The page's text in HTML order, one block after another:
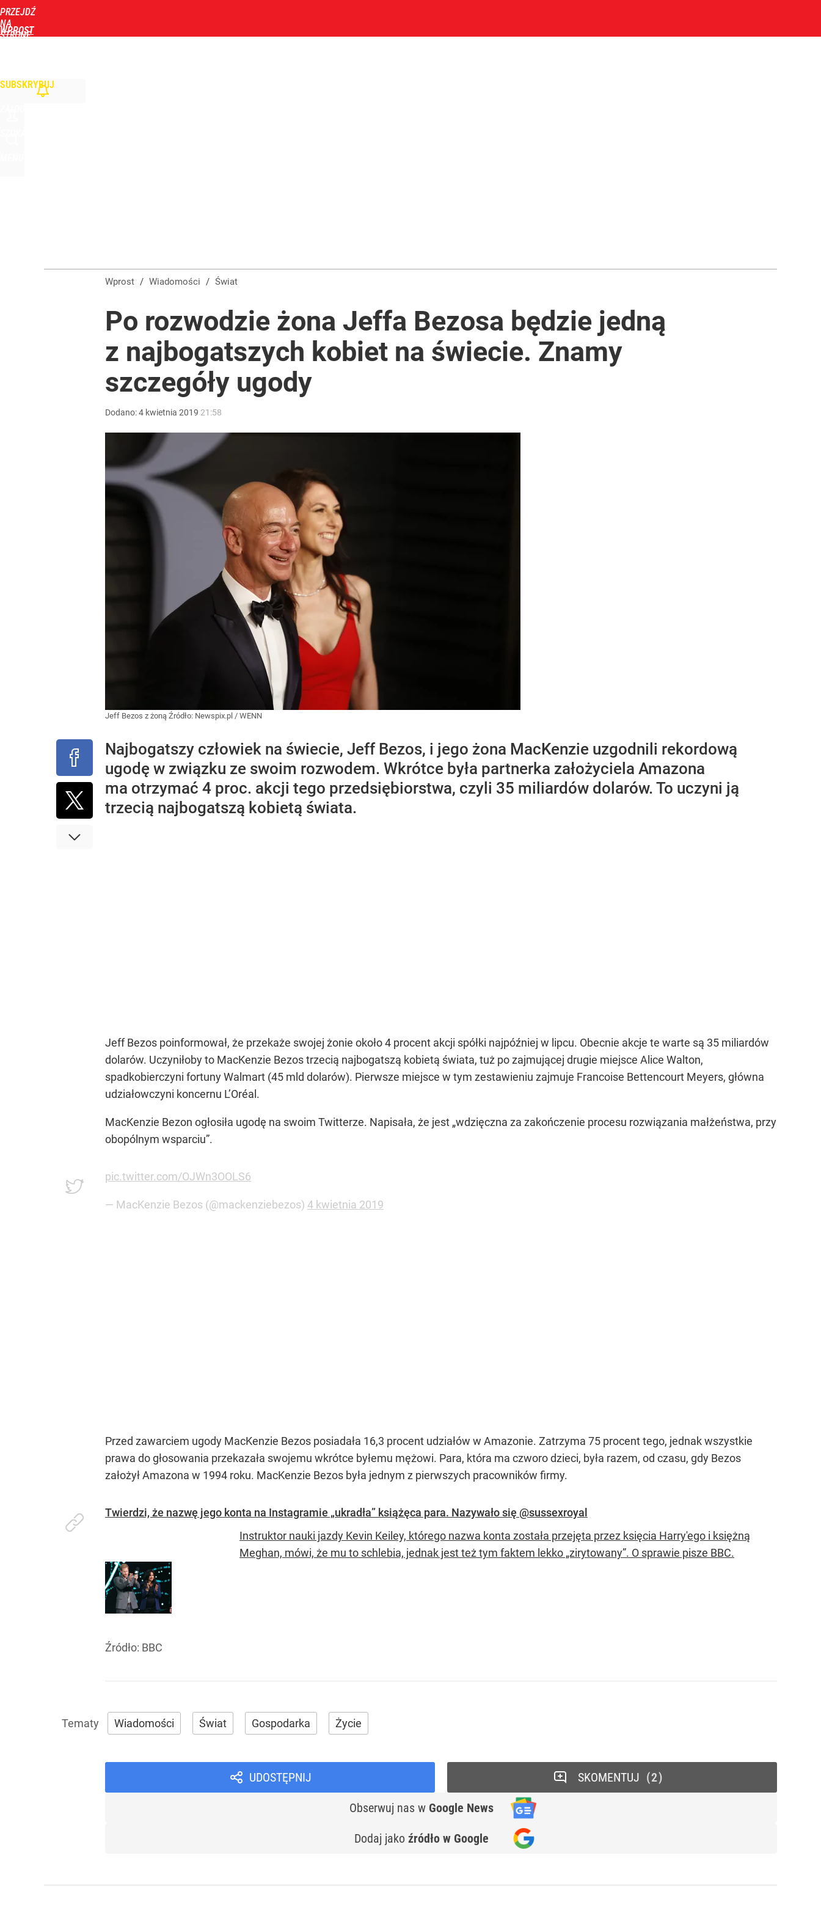
PRZEJDŹ
NA
STRONĘ
WPROST
SUBSKRYBUJ
dodaj
Żołnierze przygotowują się do ważnego święta. Warszawa zostanie sparaliżowana na dwa dni
Wrze po roku Nawrockiego. „Największa hańba” kontra „Cała Europa nam go zazdrości”
Ile kosztowały obchody rocznicy Nawrockiego? Wpłynął dokument
Wprost / Wiadomości / Świat
Po rozwodzie żona Jeffa Bezosa będzie jedną
z najbogatszych kobiet na świecie. Znamy
szczegóły ugody
Dodano:4 kwietnia 2019 21:58
Jeff Bezos z żoną Źródło: Newspix.pl / WENN
Najbogatszy człowiek na świecie, Jeff Bezos, i jego żona MacKenzie uzgodnili rekordową
ugodę w związku ze swoim rozwodem. Wkrótce była partnerka założyciela Amazona
ma otrzymać 4 proc. akcji tego przedsiębiorstwa, czyli 35 miliardów dolarów. To uczyni ją
trzecią najbogatszą kobietą świata.
Jeff Bezos poinformował, że przekaże swojej żonie około 4 procent akcji spółki najpóźniej w lipcu. Obecnie akcje te warte są 35 miliardów
dolarów. Uczyniłoby to MacKenzie Bezos trzecią najbogatszą kobietą świata, tuż po zajmującej drugie miejsce Alice Walton,
spadkobierczyni fortuny Walmart (45 mld dolarów). Pierwsze miejsce w tym zestawieniu zajmuje Francoise Bettencourt Meyers, główna
udziałowczyni koncernu L’Oréal.
MacKenzie Bezon ogłosiła ugodę na swoim Twitterze. Napisała, że jest „wdzięczna za zakończenie procesu rozwiązania małżeństwa, przy
obopólnym wsparciu”.
pic.twitter.com/OJWn3OOLS6
— MacKenzie Bezos (@mackenziebezos) 4 kwietnia 2019
Przed zawarciem ugody MacKenzie Bezos posiadała 16,3 procent udziałów w Amazonie. Zatrzyma 75 procent tego, jednak wszystkie
prawa do głosowania przekazała swojemu wkrótce byłemu mężowi. Para, która ma czworo dzieci, była razem, od czasu, gdy Bezos
założył Amazona w 1994 roku. MacKenzie Bezos była jednym z pierwszych pracowników firmy.
Twierdzi, że nazwę jego konta na Instagramie „ukradła” książęca para. Nazywało się @sussexroyal
Instruktor nauki jazdy Kevin Keiley, którego nazwa konta została przejęta przez księcia Harry'ego i księżną
Meghan, mówi, że mu to schlebia, jednak jest też tym faktem lekko „zirytowany”. O sprawie pisze BBC.
Źródło: BBC
Wiadomości Świat Gospodarka Życie
UDOSTĘPNIJ
Obserwuj nas w Google News
Dodaj jako źródło w Google
SKOMENTUJ 2